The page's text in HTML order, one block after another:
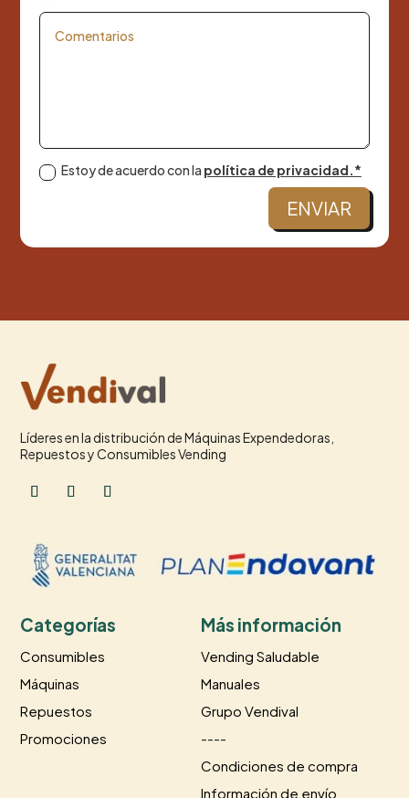
Estoy de acuerdo con la política de privacidad.*
ENVIAR
Líderes en la distribución de Máquinas Expendedoras,
Repuestos y Consumibles Vending
Categorías
Consumibles
Máquinas
Repuestos
Promociones
Más información
Vending Saludable
Manuales
Grupo Vendival
----
Condiciones de compra
Información de envío